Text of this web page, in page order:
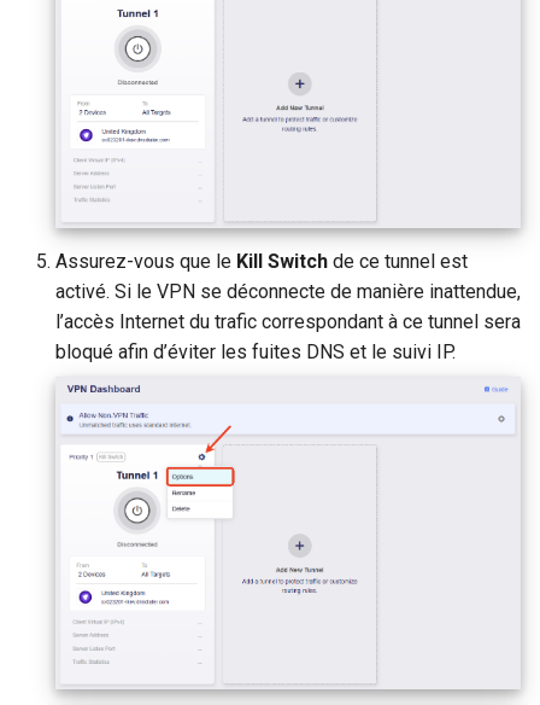
Assurez-vous que le Kill Switch de ce tunnel est
activé. Si le VPN se déconnecte de manière inattendue,
l’accès Internet du trafic correspondant à ce tunnel sera
bloqué afin d’éviter les fuites DNS et le suivi IP.